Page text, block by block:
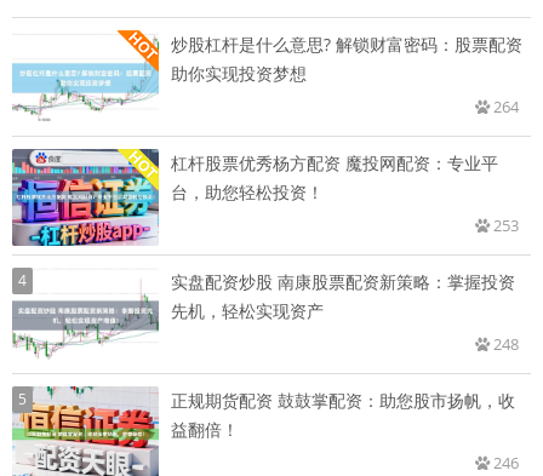
炒股杠杆是什么意思? 解锁财富密码：股票配资
助你实现投资梦想
264
杠杆股票优秀杨方配资 魔投网配资：专业平
台，助您轻松投资！
253
4
实盘配资炒股 南康股票配资新策略：掌握投资
先机，轻松实现资产
248
5
正规期货配资 鼓鼓掌配资：助您股市扬帆，收
益翻倍！
246